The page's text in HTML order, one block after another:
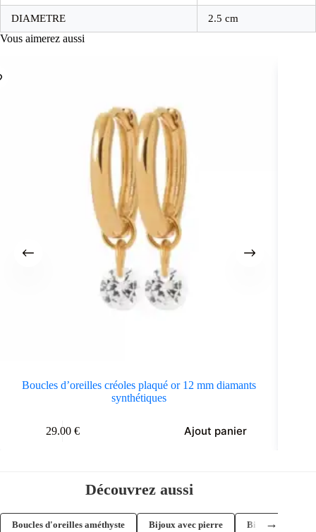
DIAMETRE 2.5 cm
Vous aimerez aussi
Boucles d’oreilles créoles plaqué or 12 mm diamants
synthétiques
29.00 € Ajout panier
Découvrez aussi
Boucles d'oreilles améthyste Bijoux avec pierre Bijoux améthyste
→